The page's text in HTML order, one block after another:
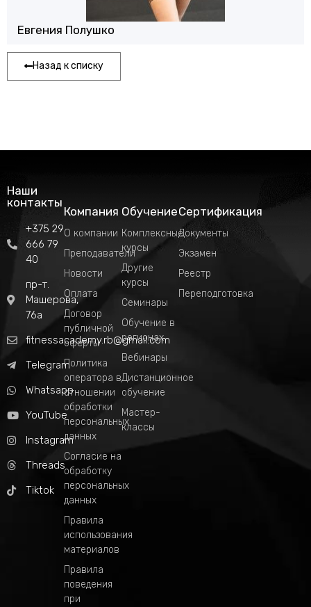
Евгения Полушко
Назад к списку
Наши
контакты
+375 29
666 79
40
пр-т.
Машерова,
76а
fitnessacademy.rb@gmail.com
Telegram
Whatsapp
YouTube
Instagram
Threads
Tiktok
Компания
О компании
Преподаватели
Новости
Оплата
Договор
публичной
оферты
Политика
оператора в
отношении
обработки
персональных
данных
Согласие на
обработку
персональных
данных
Правила
использования
материалов
Правила
поведения
при
Обучение
Комплексные
курсы
Другие
курсы
Семинары
Обучение в
регионах
Вебинары
Дистанционное
обучение
Мастер-
классы
Сертификация
Документы
Экзамен
Реестр
Переподготовка